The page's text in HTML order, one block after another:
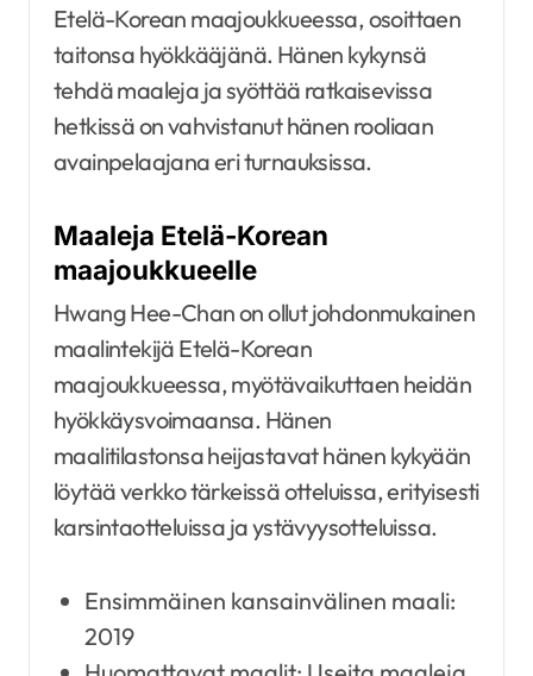
Etelä-Korean maajoukkueessa, osoittaen
taitonsa hyökkääjänä. Hänen kykynsä
tehdä maaleja ja syöttää ratkaisevissa
hetkissä on vahvistanut hänen rooliaan
avainpelaajana eri turnauksissa.
Maaleja Etelä-Korean
maajoukkueelle
Hwang Hee-Chan on ollut johdonmukainen
maalintekijä Etelä-Korean
maajoukkueessa, myötävaikuttaen heidän
hyökkäysvoimaansa. Hänen
maalitilastonsa heijastavat hänen kykyään
löytää verkko tärkeissä otteluissa, erityisesti
karsintaotteluissa ja ystävyysotteluissa.
Ensimmäinen kansainvälinen maali:
2019